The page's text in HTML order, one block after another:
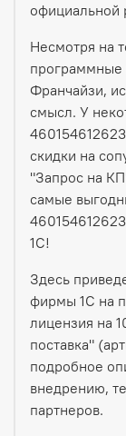
официальной
Несмотря на
программные
Франчайзи,
смысл. У
скидки на
"Запрос на
самые
1С!
Здесь
фирмы 1С на
лицензия на
поставка"
подробное
внедрению,
партнеров.